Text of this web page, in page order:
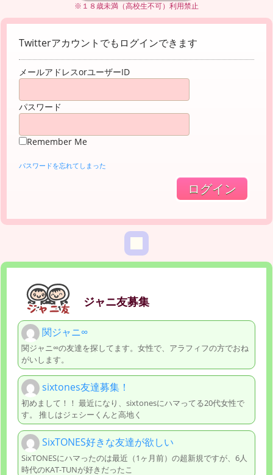
※１８歳未満（高校生不可）利用禁止
Twitterアカウントでもログインできます
メールアドレスorユーザーID
パスワード
Remember Me
パスワードを忘れてしまった
ジャニ友募集
関ジャニ∞
関ジャニ∞の友達を探してます。女性で、アラフィフの方でおね
がいします。
sixtones友達募集！
初めまして！！ 最近になり、sixtonesにハマってる20代女性で
す。 推しはジェシーくんと高地く
SixTONES好きな友達が欲しい
SixTONESにハマったのは最近（1ヶ月前）の超新規ですが、6人
時代のKAT-TUNが好きだったこ